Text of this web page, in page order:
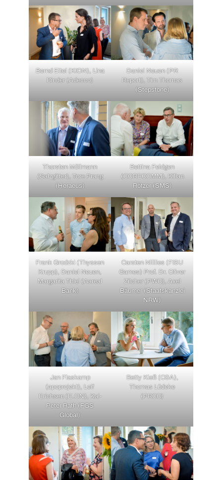
Bernd Eitel (KION), Lina
Binder (Adecco)
Daniel Neuen (PR
Report), Tim Thomas
(Stepstone)
Thorsten Möllmann
(Salzgitter), Tore Prang
(Heraeus)
Bettina Feldgen
(CORECOMM), Kilian
Rötzer (SMS)
Frank Grodzki (Thyssen
Krupp), Daniel Neuen,
Margarita Thiel (Aareal
Bank)
Carsten Nilllies (FISU
Games) Prof. Dr. Oliver
Zilcher (PWC), Axel
Bäumer (Staatskanzlei
NRW)
Jan Flaskamp
(apoprojekt), Leif
Erichsen (E.ON), Kai-
Peter Rath (FGS
Global)
Betty Kieß (C&A),
Thomas Lüdeke
(PRCC)